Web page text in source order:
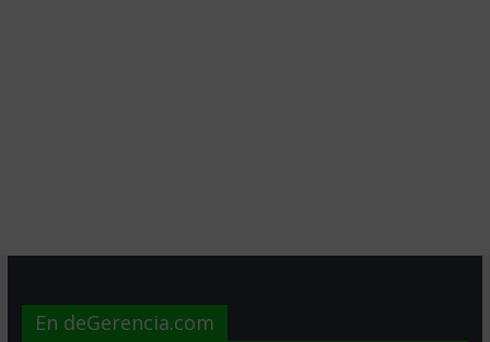
En deGerencia.com